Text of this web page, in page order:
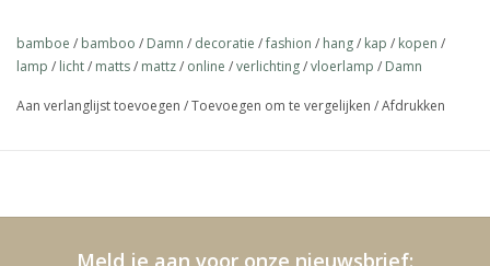
MAGAZIJNOPRUIMING
Materiaalsoort:
Papier, Linen &
Aanvullende informatie:
Afmeting giftbox
Zelf monteren?
bamboe / bamboo / Damn / decoratie /fashion / hang/ kap / kopen /
lamp / licht/ matts/ mattz/ online /verlichting/vloerlamp / Damn
Aan verlanglijst toevoegen /Toevoegen om te vergelijken /Afdrukken